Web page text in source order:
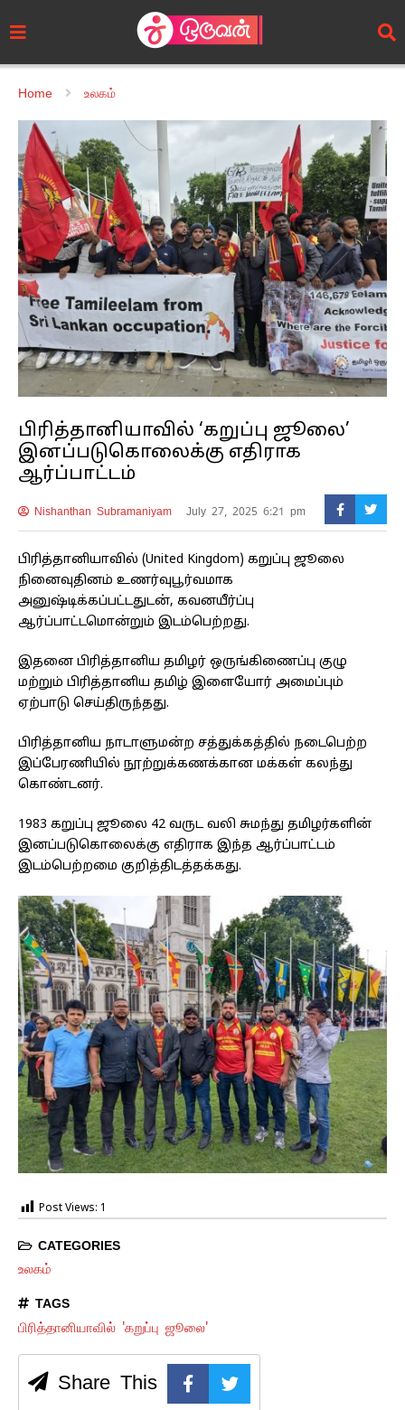
Home உலகம்
பிரித்தானியாவில் ‘கறுப்பு ஜூலை’
இனப்படுகொலைக்கு எதிராக
ஆர்ப்பாட்டம்
Nishanthan Subramaniyam July 27, 2025 6:21 pm
பிரித்தானியாவில் (United Kingdom) கறுப்பு ஜூலை
நினைவுதினம் உணர்வுபூர்வமாக
அனுஷ்டிக்கப்பட்டதுடன், கவனயீர்ப்பு
ஆர்ப்பாட்டமொன்றும் இடம்பெற்றது.
இதனை பிரித்தானிய தமிழர் ஒருங்கிணைப்பு குழு
மற்றும் பிரித்தானிய தமிழ் இளையோர் அமைப்பும்
ஏற்பாடு செய்திருந்தது.
பிரித்தானிய நாடாளுமன்ற சத்துக்கத்தில் நடைபெற்ற
இப்பேரணியில் நூற்றுக்கணக்கான மக்கள் கலந்து
கொண்டனர்.
1983 கறுப்பு ஜூலை 42 வருட வலி சுமந்து தமிழர்களின்
இனப்படுகொலைக்கு எதிராக இந்த ஆர்ப்பாட்டம்
இடம்பெற்றமை குறித்திடத்தக்கது.
Post Views: 1
CATEGORIES
உலகம்
TAGS
பிரித்தானியாவில் 'கறுப்பு ஜூலை'
Share This